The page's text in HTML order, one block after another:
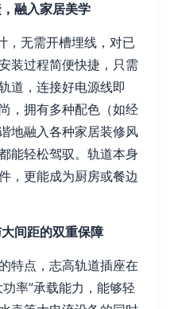
融入家居美学
，无需开槽埋线，对已
装过程简便快捷，只需
道，连接好电源线即
，拥有多种配色（如经
地融入各种家居装修风
能轻松驾驭。轨道本身
，更能成为厨房或餐边
间距的双重保障
特点，志高轨道插座在
率”承载能力，能够轻